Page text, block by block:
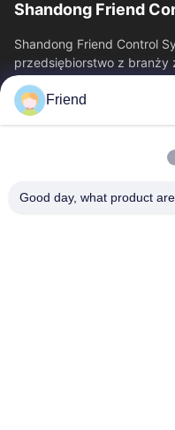
Shandong Friend
Shandong Friend Control
przedsiębiorstwo z branży
specjalizujące się w
Szybkie Linki
Wycieczka Po Fabryce
Friend
Good day, what product